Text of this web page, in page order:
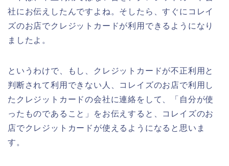
社にお伝えしたんですよね。そしたら、すぐにコレイ
ズのお店でクレジットカードが利用できるようになり
ましたよ。
というわけで、もし、クレジットカードが不正利用と
判断されて利用できない人、コレイズのお店で利用し
たクレジットカードの会社に連絡をして、「自分が使
ったものであること」をお伝えすると、コレイズのお
店でクレジットカードが使えるようになると思いま
す。